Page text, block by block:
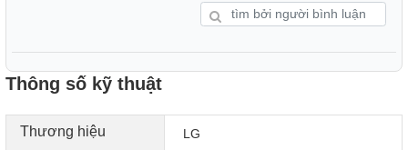
Công nghệ tiết kiệm điện
- Tủ lạnh Inverter này sử dụng công nghệ Inverter giúp tủ
vận hành một cách êm ái cũng như tiết kiệm điện năng hiệu
quả.
Thông số kỹ thuật
Thương hiệu LG